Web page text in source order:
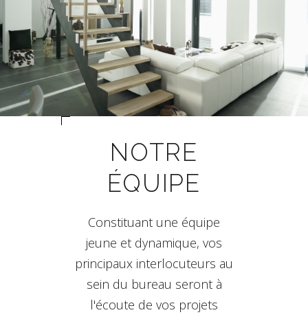
NOTRE
ÉQUIPE
Constituant une équipe
jeune et dynamique, vos
principaux interlocuteurs au
sein du bureau seront à
l'écoute de vos projets